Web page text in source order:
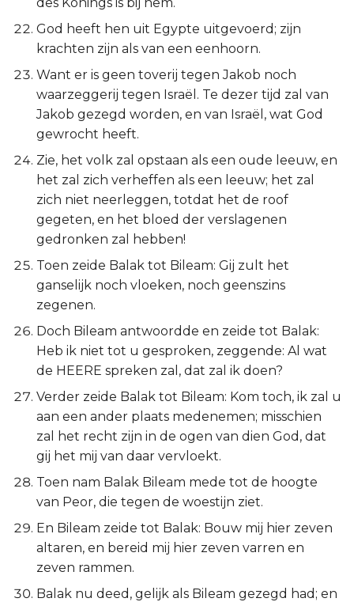
God heeft hen uit Egypte uitgevoerd; zijn
krachten zijn als van een eenhoorn.
Want er is geen toverij tegen Jakob noch
waarzeggerij tegen Israël. Te dezer tijd zal van
Jakob gezegd worden, en van Israël, wat God
gewrocht heeft.
Zie, het volk zal opstaan als een oude leeuw, en
het zal zich verheffen als een leeuw; het zal
zich niet neerleggen, totdat het de roof
gegeten, en het bloed der verslagenen
gedronken zal hebben!
Toen zeide Balak tot Bileam: Gij zult het
ganselijk noch vloeken, noch geenszins
zegenen.
Doch Bileam antwoordde en zeide tot Balak:
Heb ik niet tot u gesproken, zeggende: Al wat
de HEERE spreken zal, dat zal ik doen?
Verder zeide Balak tot Bileam: Kom toch, ik zal u
aan een ander plaats medenemen; misschien
zal het recht zijn in de ogen van dien God, dat
gij het mij van daar vervloekt.
Toen nam Balak Bileam mede tot de hoogte
van Peor, die tegen de woestijn ziet.
En Bileam zeide tot Balak: Bouw mij hier zeven
altaren, en bereid mij hier zeven varren en
zeven rammen.
Balak nu deed, gelijk als Bileam gezegd had; en